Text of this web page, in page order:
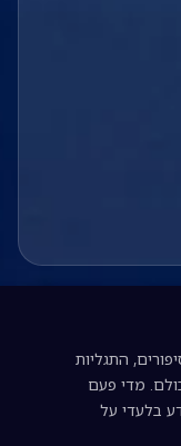
התגליות
מדי פעם
בלעדי על